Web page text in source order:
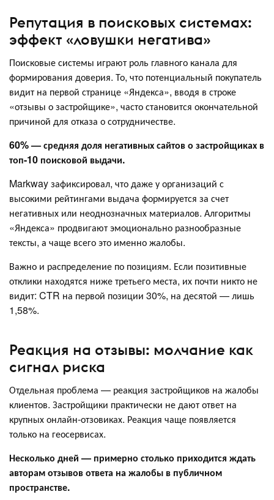
Репутация в поисковых системах:
эффект «ловушки негатива»
Поисковые системы играют роль главного канала для
формирования доверия. То, что потенциальный покупатель
видит на первой странице «Яндекса», вводя в строке
«отзывы о застройщике», часто становится окончательной
причиной для отказа о сотрудничестве.
60% — средняя доля негативных сайтов о застройщиках в
топ-10 поисковой выдачи.
Markway зафиксировал, что даже у организаций с
высокими рейтингами выдача формируется за счет
негативных или неоднозначных материалов. Алгоритмы
«Яндекса» продвигают эмоционально разнообразные
тексты, а чаще всего это именно жалобы.
Важно и распределение по позициям. Если позитивные
отклики находятся ниже третьего места, их почти никто не
видит: CTR на первой позиции 30%, на десятой — лишь
1,58%.
Реакция на отзывы: молчание как
сигнал риска
Отдельная проблема — реакция застройщиков на жалобы
клиентов. Застройщики практически не дают ответ на
крупных онлайн-отзовиках. Реакция чаще появляется
только на геосервисах.
Несколько дней — примерно столько приходится ждать
авторам отзывов ответа на жалобы в публичном
пространстве.